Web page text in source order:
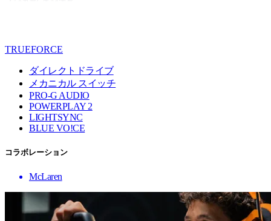
TRUEFORCE
ダイレクトドライブ
メカニカル スイッチ
PRO-G AUDIO
POWERPLAY 2
LIGHTSYNC
BLUE VO!CE
コラボレーション
McLaren